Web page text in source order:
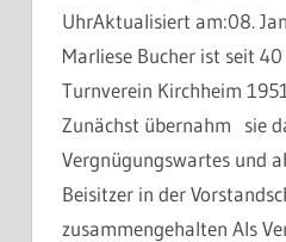
UhrAktualisiert am:08.
Marliese Bucher ist seit
Turnverein Kirchheim
Zunächst übernahm sie
Vergnügungswartes und
Beisitzer in der
zusammengehalten Als